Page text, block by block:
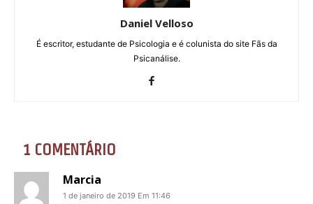
Daniel Velloso
É escritor, estudante de Psicologia e é colunista do site Fãs da
Psicanálise.
1 COMENTÁRIO
Marcia
1 de janeiro de 2019 Em 11:46